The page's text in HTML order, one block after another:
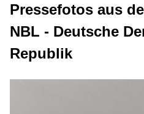
Pressefotos aus
NBL - Deutsche
Republik